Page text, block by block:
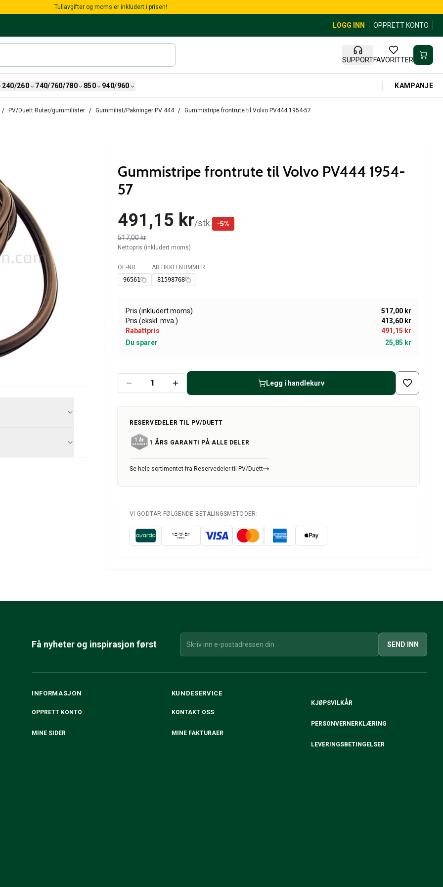
Tullavgifter og moms er inkludert i prisen!
LOGG INN OPPRETT KONTO
SUPPORTFAVORITTER
240/260 740/760/780 850 940/960 KAMPANJE
PV/Duett Ruter/gummilister Gummilist/Pakninger PV 444 Gummistripe frontrute til Volvo PV444 1954-57
Gummistripe frontrute til Volvo PV444 1954-
57
491,15 kr/stk. -5%
517,00 kr
Nettopris (inkludert moms)
Tilgjengelig
OE-NR.
96561
ARTIKKELNUMMER
81598768
Pris (inkludert moms)
517,00 kr
Pris (ekskl. mva.)
413,60 kr
Rabattpris
491,15 kr
Du sparer
25,85 kr
Legg i handlekurv
RESERVEDELER TIL PV/DUETT
1 ÅRS GARANTI PÅ ALLE DELER
Se hele sortimentet fra Reservedeler til PV/Duett
VI GODTAR FØLGENDE BETALINGSMETODER:
Få nyheter og inspirasjon først SEND INN
INFORMASJON
OPPRETT KONTO
MINE SIDER
KUNDESERVICE
KONTAKT OSS
MINE FAKTURAER
KJØPSVILKÅR
PERSONVERNERKLÆRING
LEVERINGSBETINGELSER